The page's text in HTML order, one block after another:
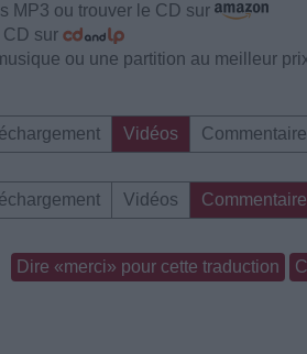
MP3 ou trouver le CD sur
sur
ou une partition au meilleur
Vidéos
Vidéos
Dire «merci» pour cette traduction